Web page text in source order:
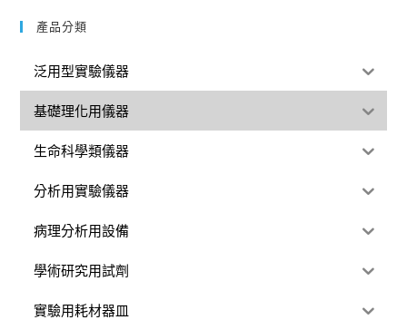
產品分類
泛用型實驗儀器
基礎理化用儀器
生命科學類儀器
分析用實驗儀器
病理分析用設備
學術研究用試劑
實驗用耗材器皿